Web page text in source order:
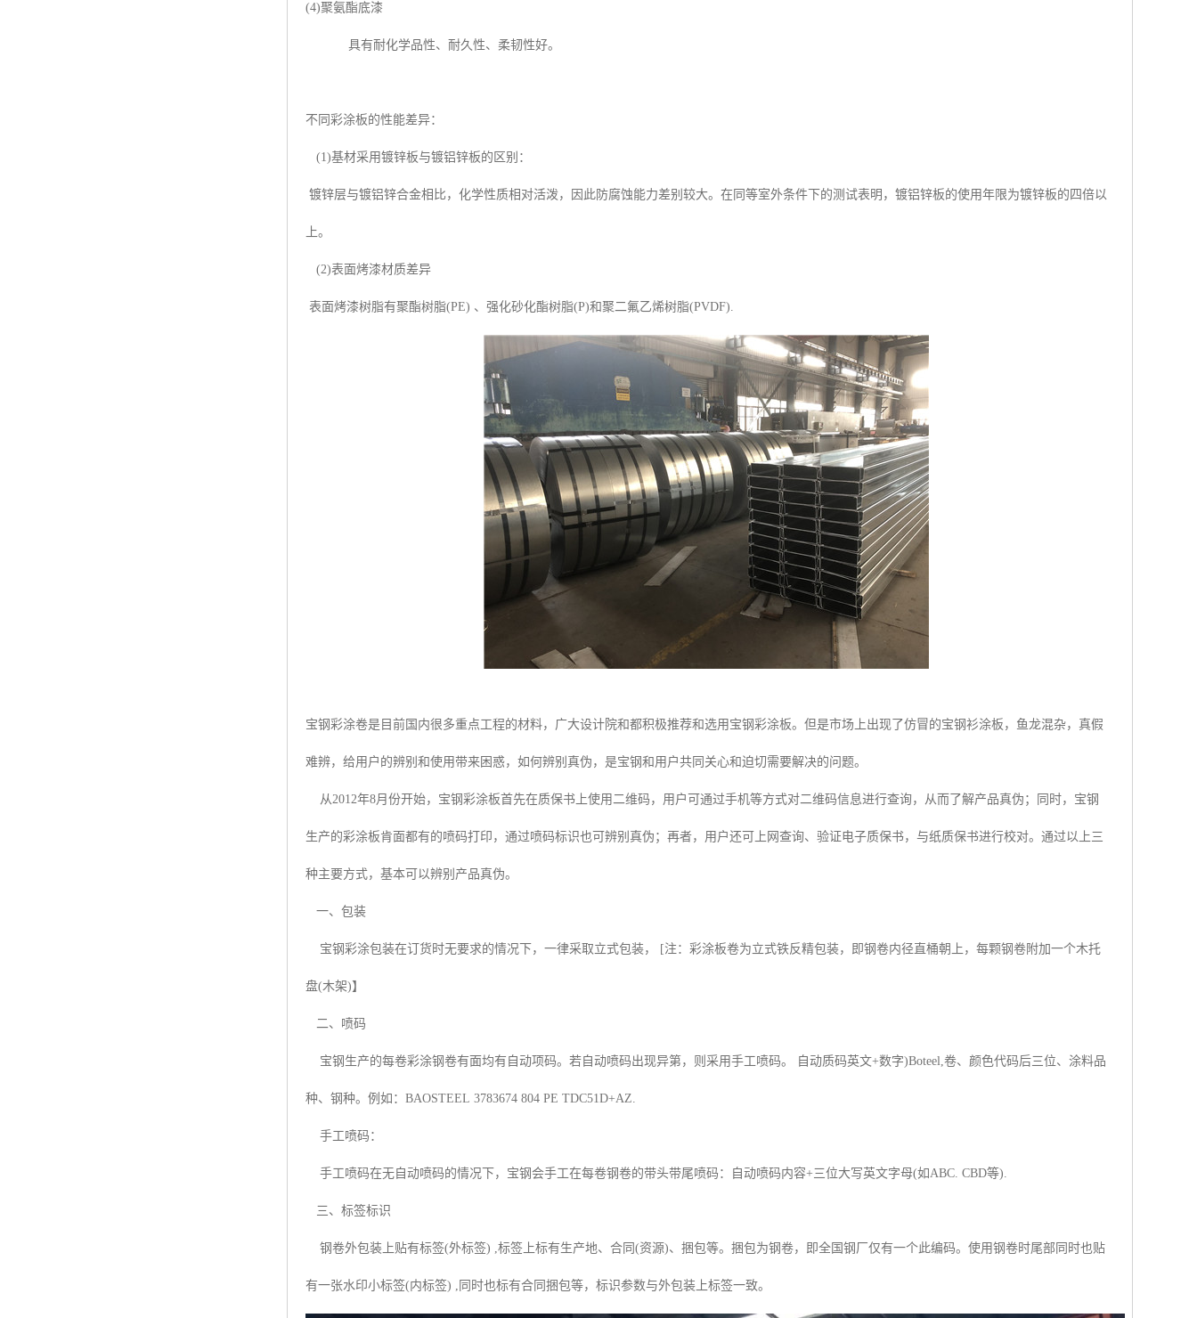
(4)聚氨酯底漆
具有耐化学品性、耐久性、柔韧性好。
不同彩涂板的性能差异：
(1)基材采用镀锌板与镀铝锌板的区别：
镀锌层与镀铝锌合金相比，化学性质相对活泼，因此防腐蚀能力差别较大。在同等室外条件下的测试表明，镀铝锌板的使用年限为镀锌板的四倍以
上。
(2)表面烤漆材质差异
表面烤漆树脂有聚酯树脂(PE) 、强化砂化酯树脂(P)和聚二氟乙烯树脂(PVDF).
宝钢彩涂卷是目前国内很多重点工程的材料，广大设计院和都积极推荐和选用宝钢彩涂板。但是市场上出现了仿冒的宝钢衫涂板，鱼龙混杂，真假
难辨，给用户的辨别和使用带来困惑，如何辨别真伪，是宝钢和用户共同关心和迫切需要解决的问题。
从2012年8月份开始，宝钢彩涂板首先在质保书上使用二维码，用户可通过手机等方式对二维码信息进行查询，从而了解产品真伪；同时，宝钢
生产的彩涂板肯面都有的喷码打印，通过喷码标识也可辨别真伪；再者，用户还可上网查询、验证电子质保书，与纸质保书进行校对。通过以上三
种主要方式，基本可以辨别产品真伪。
一、包装
宝钢彩涂包装在订货时无要求的情况下，一律采取立式包装， [注：彩涂板卷为立式铁反精包装，即钢卷内径直桶朝上，每颗钢卷附加一个木托
盘(木架)】
二、喷码
宝钢生产的每卷彩涂钢卷有面均有自动项码。若自动喷码出现异第，则采用手工喷码。 自动质码英文+数字)Boteel,卷、颜色代码后三位、涂料品
种、钢种。例如：BAOSTEEL 3783674 804 PE TDC51D+AZ.
手工喷码：
手工喷码在无自动喷码的情况下，宝钢会手工在每卷钢卷的带头带尾喷码：自动喷码内容+三位大写英文字母(如ABC. CBD等).
三、标签标识
钢卷外包装上贴有标签(外标签) ,标签上标有生产地、合同(资源)、捆包等。捆包为钢卷，即全国钢厂仅有一个此编码。使用钢卷时尾部同时也贴
有一张水印小标签(内标签) ,同时也标有合同捆包等，标识参数与外包装上标签一致。